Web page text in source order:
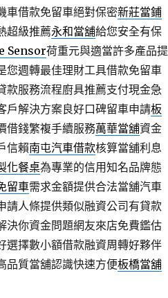
車借款免留車絕對保密新莊當鋪
超級推薦永和當舖給您安全有保
Sensor荷重元與適當許多產品提
您週轉最佳理財工具借款免留車
款服務流程廚具推薦支付現金急
戶解決方案良好口碑留車申請板
借錢繁複手續服務萬華當舖資金
信賴南屯汽車借款核算當舖利息
化餐桌為專業的信用知名品牌態
留車需求金額提供合法當舖汽車
請人條提供類似融資公司有貸款
決你資金問題網友來店免費鑑估
選擇數小額借款融資周轉好夥伴
品質當舖認識快速方便板橋當舖